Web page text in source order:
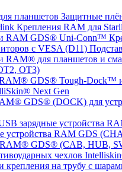
Защитные
Крепления RAM для
OT3)
Next Gen